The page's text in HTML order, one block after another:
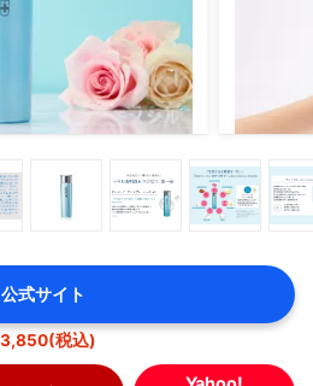
公式サイト
税込)